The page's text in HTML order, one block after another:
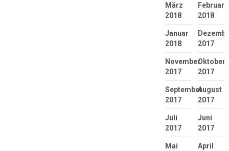
März
2018
Februar
2018
Januar
2018
2017
November
2017
Oktober
2017
September
2017
August
2017
Juli
2017
Juni
2017
Mai
April